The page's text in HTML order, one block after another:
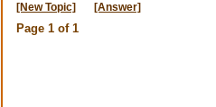
[New Topic] [Answer]
Page 1 of 1